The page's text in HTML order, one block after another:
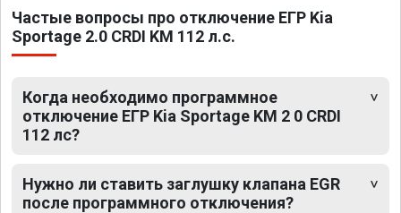
Частые вопросы про отключение ЕГР Kia
Sportage 2.0 CRDI KM 112 л.с.
Когда необходимо программное
отключение ЕГР Kia Sportage KM 2 0 CRDI
112 лс?
Нужно ли ставить заглушку клапана EGR
после программного отключения?